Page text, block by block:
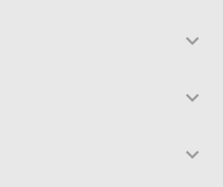


